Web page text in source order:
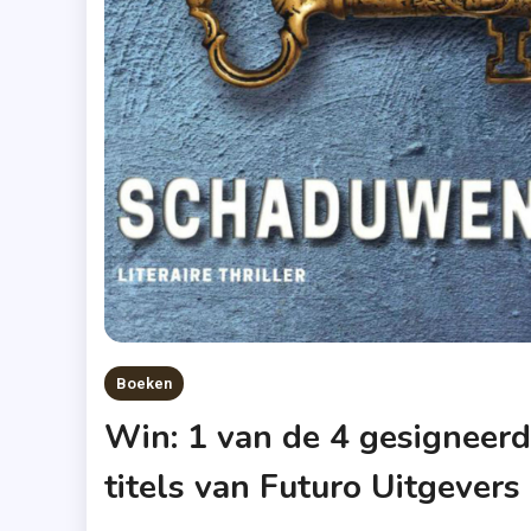
Boeken
Win: 1 van de 4
titels van Futuro Uitgevers